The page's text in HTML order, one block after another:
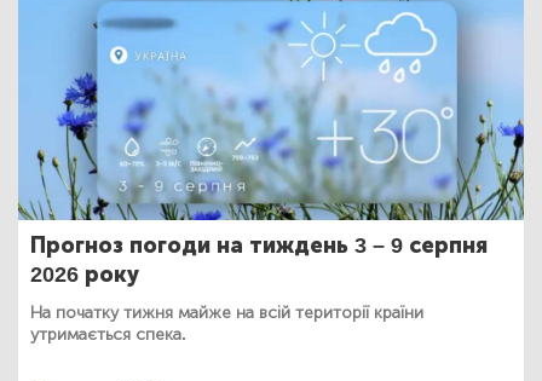
Прогноз погоди на тиждень 3 – 9 серпня
2026 року
На початку тижня майже на всій території країни
утримається спека.